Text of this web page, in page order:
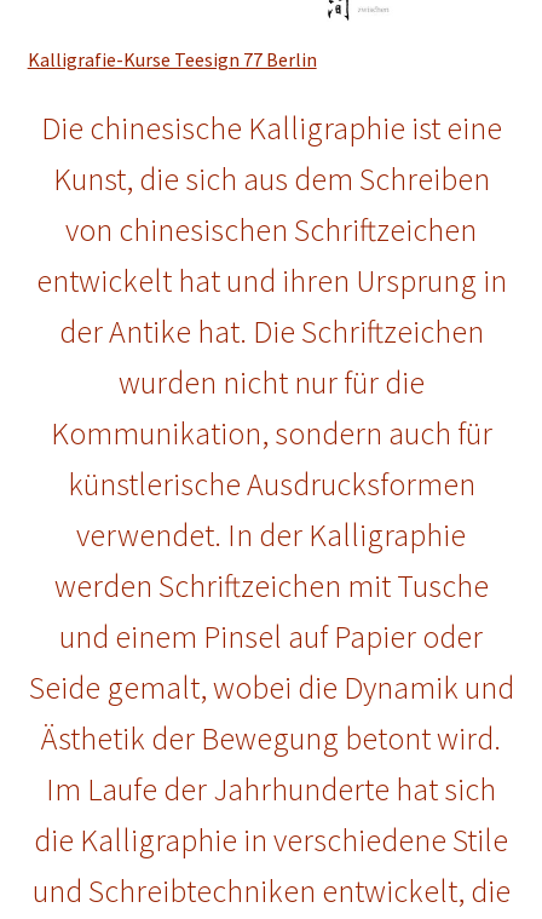
öffnen
öffnen
Malkurse
öffnen
Utensilien
öffnen
German ▼
Kalligrafie-Kurse Teesign 77 Berlin
Die chinesische Kalligraphie ist eine
Kunst, die sich aus dem Schreiben
von chinesischen Schriftzeichen
entwickelt hat und ihren Ursprung in
der Antike hat. Die Schriftzeichen
wurden nicht nur für die
Kommunikation, sondern auch für
künstlerische Ausdrucksformen
verwendet. In der Kalligraphie
werden Schriftzeichen mit Tusche
und einem Pinsel auf Papier oder
Seide gemalt, wobei die Dynamik und
Ästhetik der Bewegung betont wird.
Im Laufe der Jahrhunderte hat sich
die Kalligraphie in verschiedene Stile
und Schreibtechniken entwickelt, die